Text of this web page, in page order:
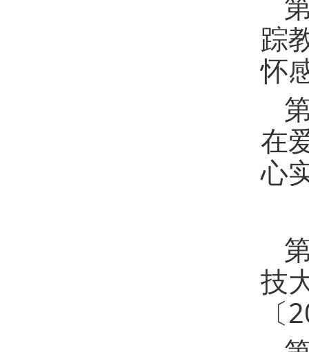
踪
怀
在
心
技